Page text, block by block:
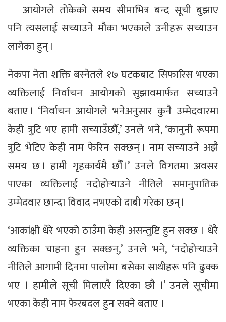
आयोगले तोकेको समय सीमाभित्र बन्द सूची बुझाए
पनि त्यसलाई सच्याउने मौका भएकाले उनीहरू सच्याउन
लागेका हुन् ।
नेकपा नेता शक्ति बस्नेतले १७ घटकबाट सिफारिस भएका
व्यक्तिलाई निर्वाचन आयोगको सुझावमार्फत सच्याउने
बताए । ‘निर्वाचन आयोगले भनेअनुसार कुनै उम्मेदवारमा
केही त्रुटि भए हामी सच्याउँछौँ,’ उनले भने, ‘कानुनी रूपमा
त्रुटि भेटिए केही नाम फेरिन सक्छन् । नाम सच्याउने अझै
समय छ । हामी गृहकार्यमै छौँ ।’ उनले विगतमा अवसर
पाएका व्यक्तिलाई नदोहोर्‍याउने नीतिले समानुपातिक
उम्मेदवार छान्दा विवाद नभएको दाबी गरेका छन्।
‘आकांक्षी धेरे भएको ठाउँमा केही असन्तुष्टि हुन सक्छ । धेरै
व्यक्तिका चाहना हुन सक्छन्,’ उनले भने, ‘नदोहोर्‍याउने
नीतिले आगामी दिनमा पालोमा बसेका साथीहरू पनि ढुक्क
भए । हामीले सूची मिलाएरै दिएका छौ ।’ उनले सूचीमा
भएका केही नाम फेरबदल हुन सक्ने बताए ।